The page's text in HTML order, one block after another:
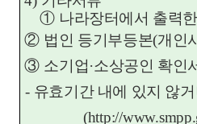
① 나라장터에서 출력한
② 법인 등기부등본(개인
③ 소기업·소상공인 확인
- 유효기간 내에 있지 않
(http://